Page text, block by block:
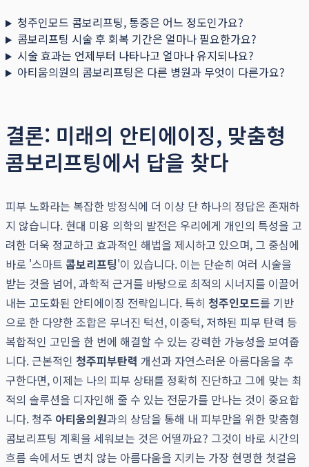
청주인모드 콤보리프팅, 통증은 어느 정도인가요?
콤보리프팅 시술 후 회복 기간은 얼마나 필요한가요?
시술 효과는 언제부터 나타나고 얼마나 유지되나요?
아티움의원의 콤보리프팅은 다른 병원과 무엇이 다른가요?
결론: 미래의 안티에이징, 맞춤형
콤보리프팅에서 답을 찾다
피부 노화라는 복잡한 방정식에 더 이상 단 하나의 정답은 존재하
지 않습니다. 현대 미용 의학의 발전은 우리에게 개인의 특성을 고
려한 더욱 정교하고 효과적인 해법을 제시하고 있으며, 그 중심에
바로 '스마트 콤보리프팅'이 있습니다. 이는 단순히 여러 시술을
받는 것을 넘어, 과학적 근거를 바탕으로 최적의 시너지를 이끌어
내는 고도화된 안티에이징 전략입니다. 특히 청주인모드를 기반
으로 한 다양한 조합은 무너진 턱선, 이중턱, 저하된 피부 탄력 등
복합적인 고민을 한 번에 해결할 수 있는 강력한 가능성을 보여줍
니다. 근본적인 청주피부탄력 개선과 자연스러운 아름다움을 추
구한다면, 이제는 나의 피부 상태를 정확히 진단하고 그에 맞는 최
적의 솔루션을 디자인해 줄 수 있는 전문가를 만나는 것이 중요합
니다. 청주 아티움의원과의 상담을 통해 내 피부만을 위한 맞춤형
콤보리프팅 계획을 세워보는 것은 어떨까요? 그것이 바로 시간의
흐름 속에서도 변치 않는 아름다움을 지키는 가장 현명한 첫걸음